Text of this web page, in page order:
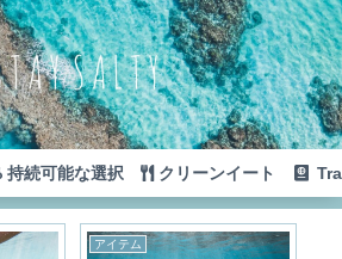
持続可能な選択 クリーンイート
アイテム